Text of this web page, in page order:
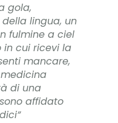
gola,
lingua, un
fulmine a ciel
in cui ricevi la
mancare,
di una
affidato